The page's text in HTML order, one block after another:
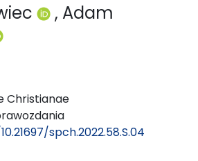
, Adam
Christianae
spch.2022.58.S.04